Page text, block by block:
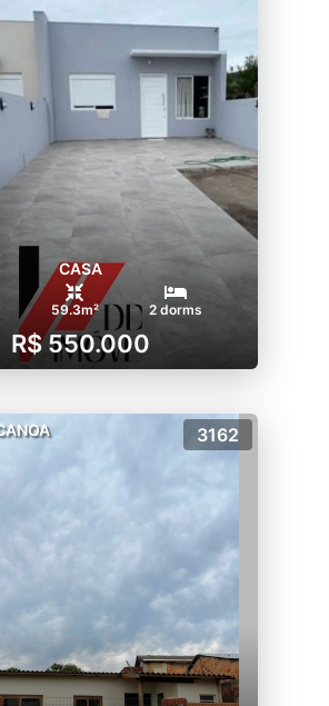
CASA
59.3m² 2 dorms
R$ 550.000
3162